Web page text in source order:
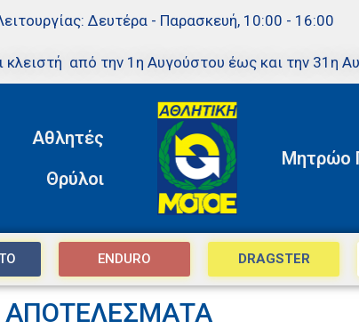
Δευτέρα - Παρασκευή, 10:00 - 16:00
κλειστή από την 1η Αυγούστου έως και την 31η
Αθλητές
Θρύλοι
Μητρώο
ENDURO DRAGSTER
ΑΠΟΤΕΛΕΣΜΑΤΑ